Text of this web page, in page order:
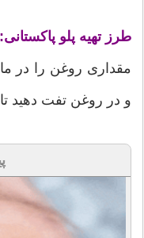
طرز تهیه پلو پاکستانی:
مقداری روغن را در
و در روغن تفت دهید